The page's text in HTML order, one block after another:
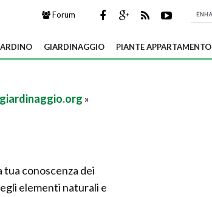
Forum
GIARDINAGGIO PIANTE APPARTAMENTO
giardinaggio.org »
conoscenza dei
elementi naturali e